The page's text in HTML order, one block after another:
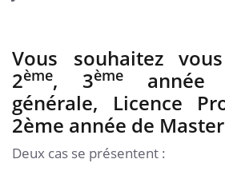
Vous souhaitez
2ème, 3èmeannée
générale, Licence
2ème année de Master
Deux cas se présentent :